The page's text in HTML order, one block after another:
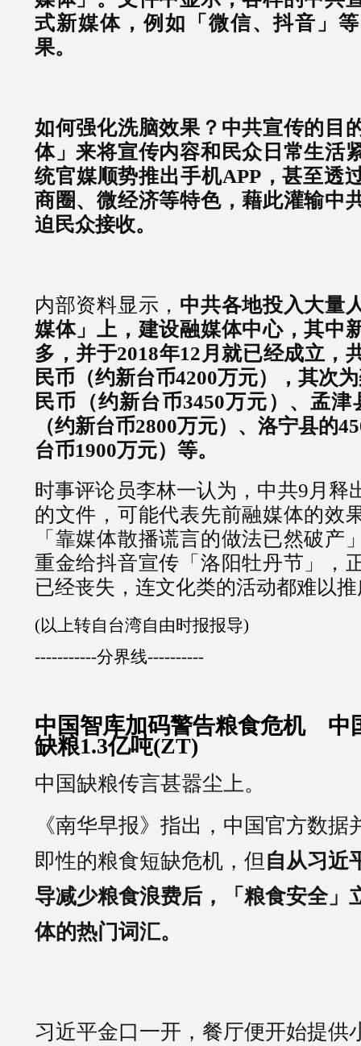
式新媒体，例如「微信、抖音」
果。
如何强化洗脑效果？中共宣传的目
体」来将宣传内容和民众日常生活
统官媒顺势推出手机APP，甚至透
商圈、微经济等特色，藉此灌输中
迫民众接收。
内部资料显示， 中共各地投入大量
媒体」上，建设融媒体中心，其中
多，并于2018年12月就已经成立，
民币（约新台币4200万元），其次
民币（约新台币3450万元）、孟津
（约新台币2800万元）、洛宁县的
台币1900万元）等。
时事评论员李林一认为，中共9月释
的文件，可能代表先前融媒体的效
「靠媒体散播谎言的做法已然破产
重金给抖音宣传「洛阳牡丹节」，
已经丧失，连文化类的活动都难以
(以上转自台湾自由时报报导)
-----------分界线----------
中国智库加码警告粮食危机 中
缺粮1.3亿吨(ZT)
中国缺粮传言甚嚣尘上。
《南华早报》指出，中国官方数据
即性的粮食短缺危机，但 自从习近
导减少粮食浪费后，「粮食安全」
体的热门词汇。
习近平金口一开，餐厅便开始提供